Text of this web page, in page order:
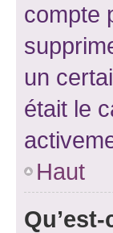
compte
un
était le
Haut